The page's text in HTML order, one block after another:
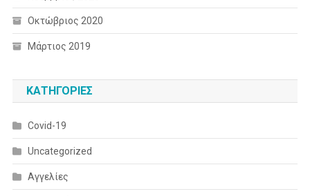
Οκτώβριος 2020
Μάρτιος 2019
KΑΤΗΓΟΡΊΕΣ
Covid-19
Uncategorized
Αγγελίες